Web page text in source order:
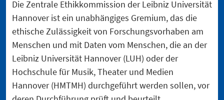
Die Zentrale Ethikkommission der Leibniz Universität
Hannover ist ein unabhängiges Gremium, das die
ethische Zulässigkeit von Forschungsvorhaben am
Menschen und mit Daten vom Menschen, die an der
Leibniz Universität Hannover (LUH) oder der
Hochschule für Musik, Theater und Medien
Hannover (HMTMH) durchgeführt werden sollen, vor